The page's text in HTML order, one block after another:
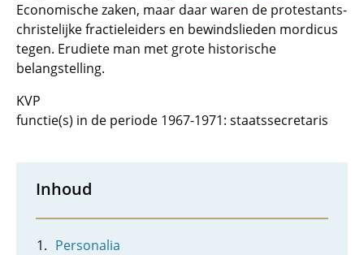
Economische zaken, maar daar waren de protestants-
christelijke fractieleiders en bewindslieden mordicus
tegen. Erudiete man met grote historische
belangstelling.
KVP
functie(s) in de periode 1967-1971: staatssecretaris
Inhoud
Personalia